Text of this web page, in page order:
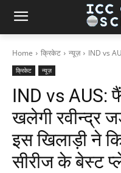
Home क्रिकेट न्यूज़ IND vs
क्रिकेट न्यूज़
IND vs AUS:
खलेगी रवीन्द्र
इस खिलाड़ी ने
सीरीज के बेस्ट